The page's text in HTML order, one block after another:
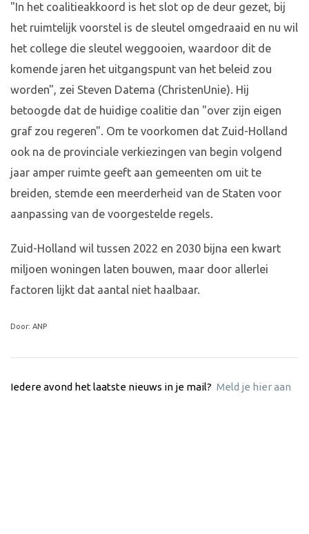
"In het coalitieakkoord is het slot op de deur gezet, bij
het ruimtelijk voorstel is de sleutel omgedraaid en nu wil
het college die sleutel weggooien, waardoor dit de
komende jaren het uitgangspunt van het beleid zou
worden", zei Steven Datema (ChristenUnie). Hij
betoogde dat de huidige coalitie dan "over zijn eigen
graf zou regeren". Om te voorkomen dat Zuid-Holland
ook na de provinciale verkiezingen van begin volgend
jaar amper ruimte geeft aan gemeenten om uit te
breiden, stemde een meerderheid van de Staten voor
aanpassing van de voorgestelde regels.
Zuid-Holland wil tussen 2022 en 2030 bijna een kwart
miljoen woningen laten bouwen, maar door allerlei
factoren lijkt dat aantal niet haalbaar.
Door: ANP
Iedere avond het laatste nieuws in je mail? Meld je hier aan